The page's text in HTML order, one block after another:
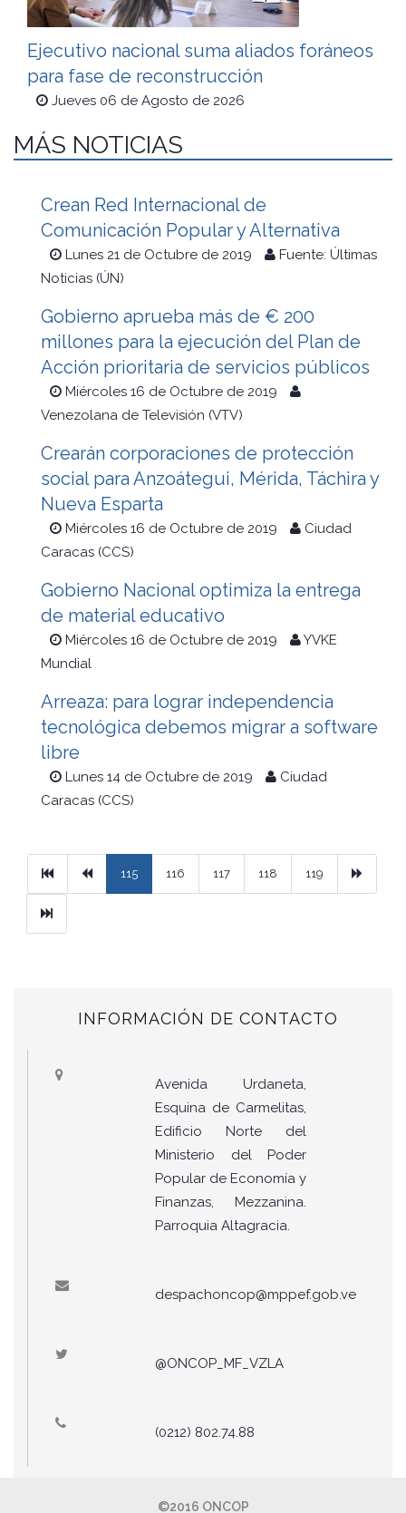
Ejecutivo nacional suma aliados foráneos
para fase de reconstrucción
Jueves 06 de Agosto de 2026
MÁS NOTICIAS
Crean Red Internacional de
Comunicación Popular y Alternativa
Lunes 21 de Octubre de 2019
Fuente: Últimas
Noticias (ÚN)
Gobierno aprueba más de € 200
millones para la ejecución del Plan de
Acción prioritaria de servicios públicos
Miércoles 16 de Octubre de 2019
Venezolana de Televisión (VTV)
Crearán corporaciones de protección
social para Anzoátegui, Mérida, Táchira y
Nueva Esparta
Miércoles 16 de Octubre de 2019
Ciudad
Caracas (CCS)
Gobierno Nacional optimiza la entrega
de material educativo
Miércoles 16 de Octubre de 2019
YVKE
Mundial
Arreaza: para lograr independencia
tecnológica debemos migrar a software
libre
Lunes 14 de Octubre de 2019
Ciudad
Caracas (CCS)
PrimeraPrevious
115 116 117 118 119
Ultimo
INFORMACIÓN DE CONTACTO
Avenida Urdaneta,
Esquina de Carmelitas,
Edificio Norte del
Ministerio del Poder
Popular de Economía y
Finanzas, Mezzanina.
Parroquia Altagracia.
despachoncop@mppef.gob.ve
@ONCOP_MF_VZLA
(0212) 802.74.88
©2016 ONCOP